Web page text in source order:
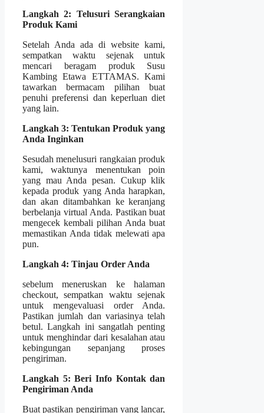
Langkah 2: Telusuri Serangkaian
Produk Kami
Setelah Anda ada di website kami,
sempatkan waktu sejenak untuk
mencari beragam produk Susu
Kambing Etawa ETTAMAS. Kami
tawarkan bermacam pilihan buat
penuhi preferensi dan keperluan diet
yang lain.
Langkah 3: Tentukan Produk yang
Anda Inginkan
Sesudah menelusuri rangkaian produk
kami, waktunya menentukan poin
yang mau Anda pesan. Cukup klik
kepada produk yang Anda harapkan,
dan akan ditambahkan ke keranjang
berbelanja virtual Anda. Pastikan buat
mengecek kembali pilihan Anda buat
memastikan Anda tidak melewati apa
pun.
Langkah 4: Tinjau Order Anda
sebelum meneruskan ke halaman
checkout, sempatkan waktu sejenak
untuk mengevaluasi order Anda.
Pastikan jumlah dan variasinya telah
betul. Langkah ini sangatlah penting
untuk menghindar dari kesalahan atau
kebingungan sepanjang proses
pengiriman.
Langkah 5: Beri Info Kontak dan
Pengiriman Anda
Buat pastikan pengiriman yang lancar,